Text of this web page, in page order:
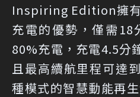
Inspiring Edition擁
充電的優勢，僅需18
80%充電，充電4.5分
且最高續航里程可達
種模式的智慧動能再